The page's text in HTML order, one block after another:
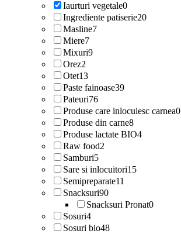
Iaurturi vegetale0
Ingrediente patiserie20
Masline7
Miere7
Mixuri9
Orez2
Otet13
Paste fainoase39
Pateuri76
Produse care inlocuiesc carnea0
Produse din carne8
Produse lactate BIO4
Raw food2
Samburi5
Sare si inlocuitori15
Semipreparate11
Snacksuri90
Snacksuri Pronat0
Sosuri4
Sosuri bio48